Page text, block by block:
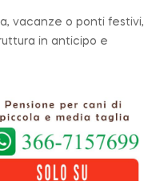
vacanze o ponti festivi,
in anticipo e